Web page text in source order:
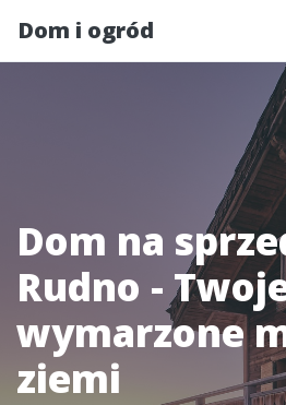
Dom i ogród
Dom na
Rudno -
wymarzone
ziemi